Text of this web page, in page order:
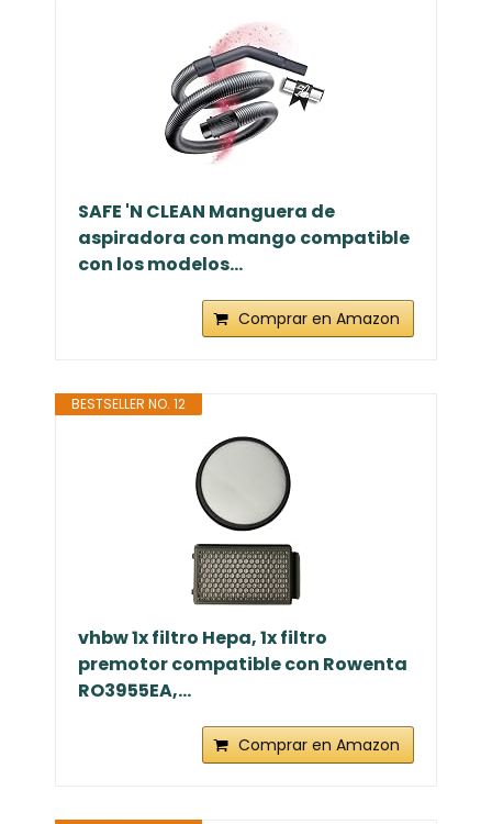
SAFE 'N CLEAN Manguera de
aspiradora con mango compatible
con los modelos...
Comprar en Amazon
BESTSELLER NO. 12
vhbw 1x filtro Hepa, 1x filtro
premotor compatible con Rowenta
RO3955EA,...
Comprar en Amazon